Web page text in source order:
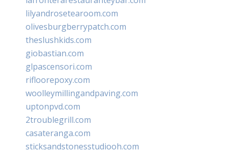
lilyandrosetearoom.com
olivesburgberrypatch.com
theslushkids.com
giobastian.com
glpascensori.com
rifloorepoxy.com
woolleymillingandpaving.com
uptonpvd.com
2troublegrill.com
casateranga.com
sticksandstonesstudiooh.com